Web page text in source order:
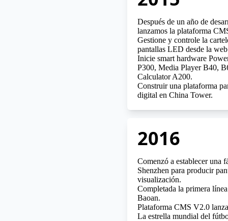
Después de un año de
lanzamos la plataforma
Gestione y controle la
pantallas LED desde la
Inicie smart hardware
P300, Media Player B40,
Calculator A200.
Construir una plataforma
digital en China Tower.
2016
Comenzó a establecer una
Shenzhen para producir
visualización.
Completada la primera
Baoan.
Plataforma CMS V2.0
La estrella mundial del